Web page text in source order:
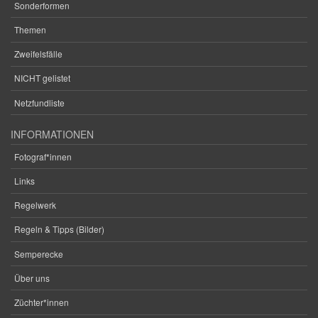
Sonderformen
Themen
Zweifelsfälle
NICHT gelistet
Netzfundliste
INFORMATIONEN
Fotograf*innen
Links
Regelwerk
Regeln & Tipps (Bilder)
Semperecke
Über uns
Züchter*innen